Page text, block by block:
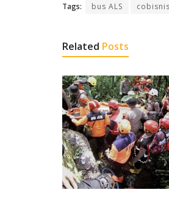
Tags: bus ALS
Related Posts